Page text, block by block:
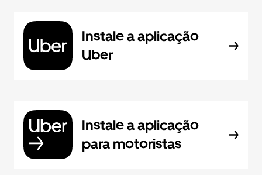
Instale a aplicação
Uber
Instale a aplicação
para motoristas